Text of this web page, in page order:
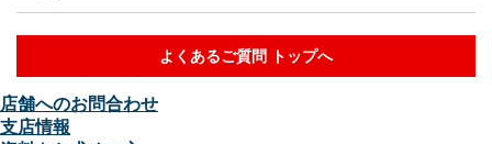
よくあるご質問 トップへ
店舗へのお問合わせ
支店情報